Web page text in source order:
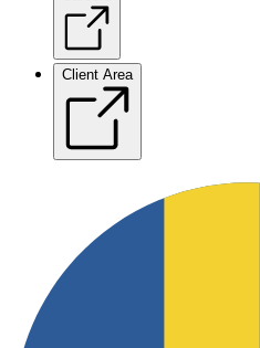
Client Area